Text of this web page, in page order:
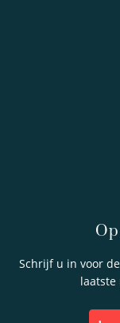
Schrijf u in voor
laatste